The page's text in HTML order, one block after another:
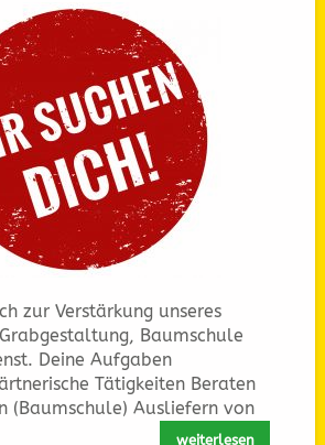
zur Verstärkung unseres
Baumschule
Deine Aufgaben
Tätigkeiten Beraten
(Baumschule) Ausliefern von
weiterlesen